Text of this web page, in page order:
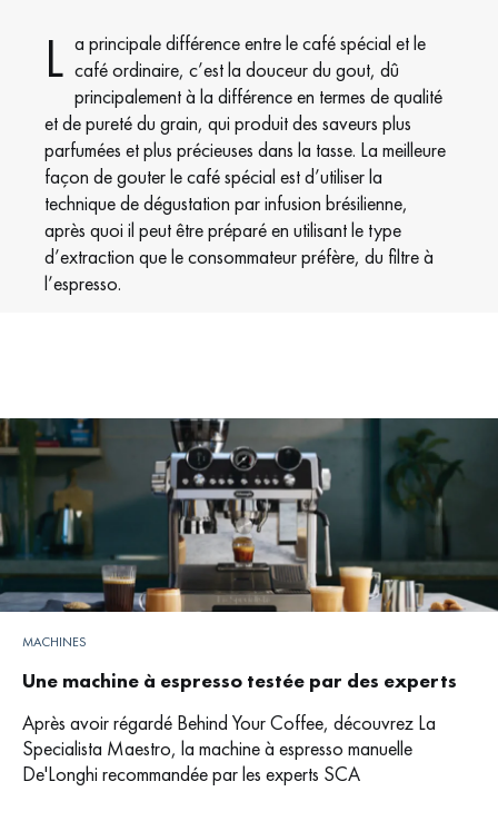
L a principale différence entre le café spécial et le
café ordinaire, c’est la douceur du gout, dû
principalement à la différence en termes de qualité
et de pureté du grain, qui produit des saveurs plus
parfumées et plus précieuses dans la tasse. La meilleure
façon de gouter le café spécial est d’utiliser la
technique de dégustation par infusion brésilienne,
après quoi il peut être préparé en utilisant le type
d’extraction que le consommateur préfère, du filtre à
l’espresso.
MACHINES
Une machine à espresso testée par des experts
Après avoir régardé Behind Your Coffee, découvrez La
Specialista Maestro, la machine à espresso manuelle
De'Longhi recommandée par les experts SCA